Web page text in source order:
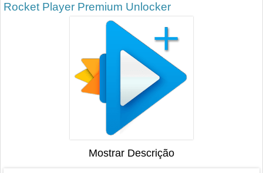
Rocket Player Premium Unlocker
Mostrar Descrição